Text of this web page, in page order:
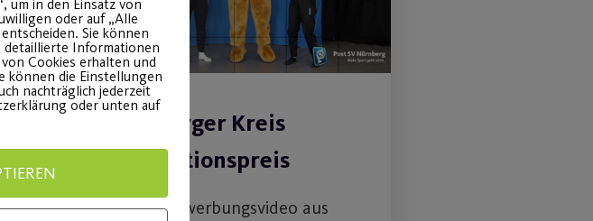
Freiburger Kreis
Innovationspreis
Unser Bewerbungsvideo aus
um in den Einsatz von
oder auf „Alle
Sie können
detaillierte Informationen
Cookies erhalten und
können die Einstellungen
nachträglich jederzeit
oder unten auf